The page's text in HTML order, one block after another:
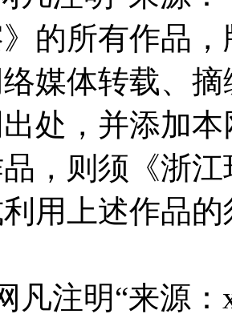
的所有作品
媒体转载、
处，并添加
，则须《浙
用上述作品
注明“来源：